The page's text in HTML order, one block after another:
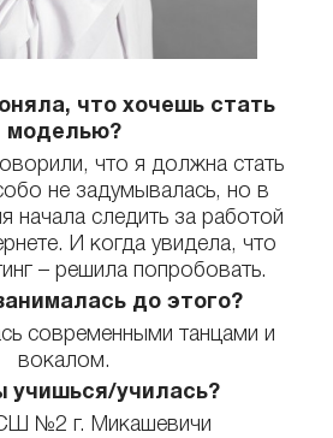
что хочешь стать
моделью?
что я должна стать
не задумывалась, но в
начала следить за работой
И когда увидела, что
– решила попробовать.
до этого?
современными танцами и
вокалом.
учишься/училась?
№2 г. Микашевичи